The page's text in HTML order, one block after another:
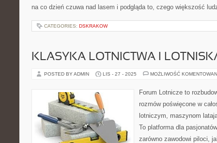
na co dzień czuwa nad lasem i podgląda to, czego większość
CATEGORIES: DSKRAKOW
KLASYKA LOTNICTWA I
POSTED BY ADMIN LIS - 27 - 2025 MOŻLIWOŚĆ
Forum Lotnicze to
rozmów poświęcone w
lotniczym, maszynom
To platforma dla
zarówno zawodowi piloci,